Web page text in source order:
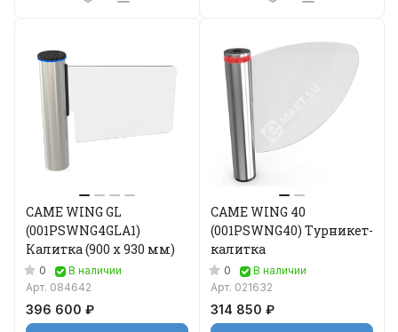
CAME WING GL
(001PSWNG4GLA1)
Калитка (900 x 930 мм)
0
В наличии
Арт. 084642
396 600 ₽
CAME WING 40
(001PSWNG40) Турникет-
калитка
0
В наличии
Арт. 021632
314 850 ₽